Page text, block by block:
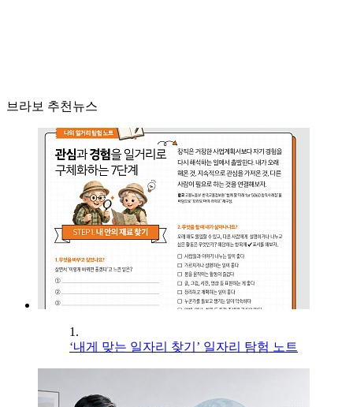
브라보 추천뉴스
1.
‘내게 맞는 일자리 찾기’ 일자리 탐험 노트